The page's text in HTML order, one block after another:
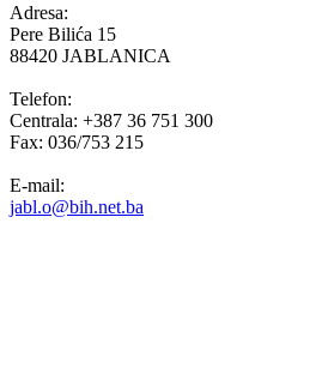
Adresa:
Pere Bilića 15
88420 JABLANICA
Telefon:
Centrala: +387 36 751 300
Fax: 036/753 215
E-mail:
jabl.o@bih.net.ba